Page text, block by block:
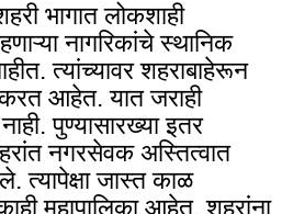
भागात लोकशाही
नागरिकांचे स्थानिक
त्यांच्यावर शहराबाहेरून
आहेत. यात जराही
पुण्यासारख्या इतर
नगरसेवक अस्तित्वात
त्यापेक्षा जास्त काळ
महापालिका आहेत. शहरांना